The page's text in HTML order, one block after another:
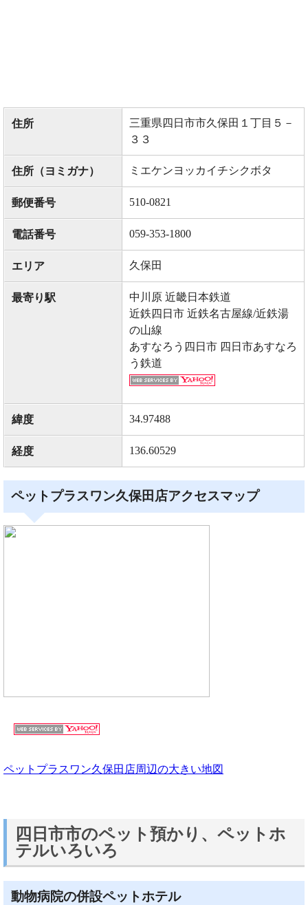
住所
三重県四日市市久保田１丁目５－
３３
住所（ヨミガナ） ミエケンヨッカイチシクボタ
郵便番号 510-0821
電話番号 059-353-1800
エリア 久保田
最寄り駅
中川原 近畿日本鉄道
近鉄四日市 近鉄名古屋線/近鉄湯
の山線
あすなろう四日市 四日市あすなろ
う鉄道
緯度 34.97488
経度 136.60529
ペットプラスワン久保田店アクセスマップ
ペットプラスワン久保田店周辺の大きい地図
四日市市のペット預かり、ペットホ
テルいろいろ
動物病院の併設ペットホテル